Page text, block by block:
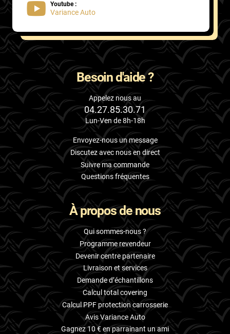
Renault
Rolls
Rover
Saab
Santana
Saturn
Scania
Scion
Seat
Skoda
Smart
Ssangyong
Subaru
Suzuki
Tata
Tesla
Youtube :
Variance Auto
Besoin d'aide ?
Appelez nous au
04.27.85.30.71
Lun-Ven de 8h-18h
Envoyez-nous un message
Discutez avec nous en direct
Suivre ma commande
Questions fréquentes
À propos de nous
Qui sommes-nous ?
Programme revendeur
Devenir centre partenaire
Livraison et services
Demande d’échantillons
Calcul total covering
Calcul PPF protection carrosserie
Avis Variance Auto
Gagnez 10 € en parrainant un ami